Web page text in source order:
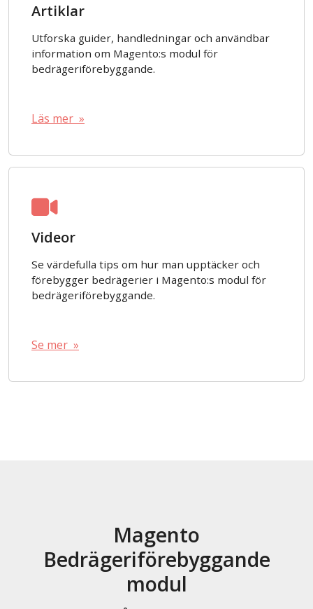
Artiklar
Utforska guider, handledningar och användbar
information om Magento:s modul för
bedrägeriförebyggande.
Läs mer »
Videor
Se värdefulla tips om hur man upptäcker och
förebygger bedrägerier i Magento:s modul för
bedrägeriförebyggande.
Se mer »
Magento
Bedrägeriförebyggande
modul